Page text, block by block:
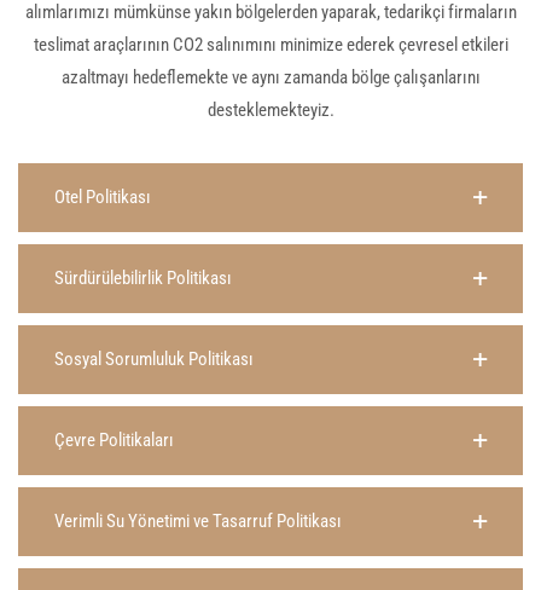
alımlarımızı mümkünse yakın bölgelerden yaparak, tedarikçi firmaların
teslimat araçlarının CO2 salınımını minimize ederek çevresel etkileri
azaltmayı hedeflemekte ve aynı zamanda bölge çalışanlarını
desteklemekteyiz.
Otel Politikası
Sürdürülebilirlik Politikası
Sosyal Sorumluluk Politikası
Çevre Politikaları
Verimli Su Yönetimi ve Tasarruf Politikası